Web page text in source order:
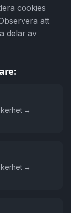
cookies
att
delar av
→
→